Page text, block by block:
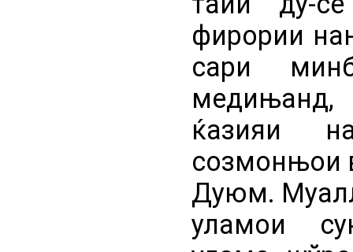
фирории
сари
медињанд,
ќазияи
созмонњои
Дуюм.
уламои